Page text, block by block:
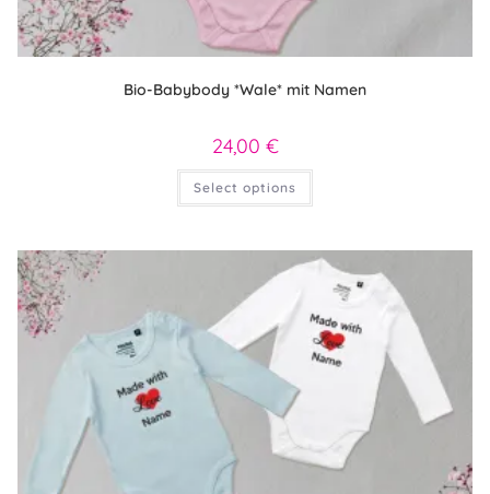
Bio-Babybody *Wale* mit Namen
24,00 €
Select options
Dieses
weist
auf.
Die
Optionen
können
auf
der
Produktseite
gewählt